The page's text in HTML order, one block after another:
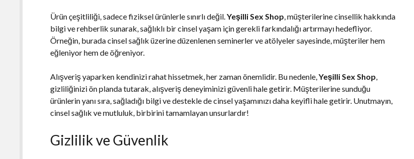
Ürün çeşitliliği, sadece fiziksel ürünlerle sınırlı değil.Yeşilli Sex Shop, müşterilerine cinsellik hakkında
bilgi ve rehberlik sunarak, sağlıklı bir cinsel yaşam için gerekli farkındalığı artırmayı hedefliyor.
Örneğin, burada cinsel sağlık üzerine düzenlenen seminerler ve atölyeler sayesinde, müşteriler hem
eğleniyor hem de öğreniyor.
Alışveriş yaparken kendinizi rahat hissetmek, her zaman önemlidir. Bu nedenle,Yeşilli Sex Shop,
gizliliğinizi ön planda tutarak, alışveriş deneyiminizi güvenli hale getirir. Müşterilerine sunduğu
ürünlerin yanı sıra, sağladığı bilgi ve destekle de cinsel yaşamınızı daha keyifli hale getirir. Unutmayın,
cinsel sağlık ve mutluluk, birbirini tamamlayan unsurlardır!
Gizlilik ve Güvenlik